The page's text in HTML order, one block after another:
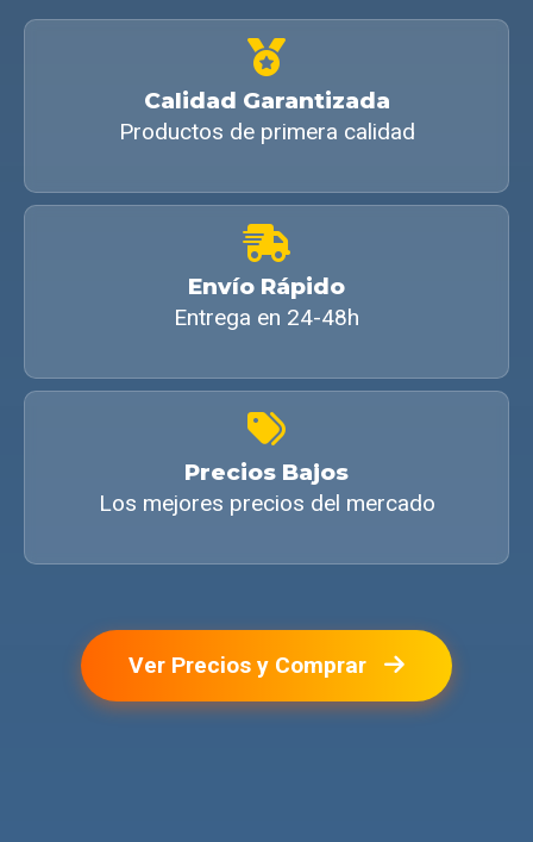
Calidad Garantizada
Productos de primera calidad
Envío Rápido
Entrega en 24-48h
Precios Bajos
Los mejores precios del mercado
Ver Precios y Comprar